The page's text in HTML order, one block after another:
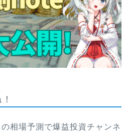
相場予測で爆益投資チャンネ